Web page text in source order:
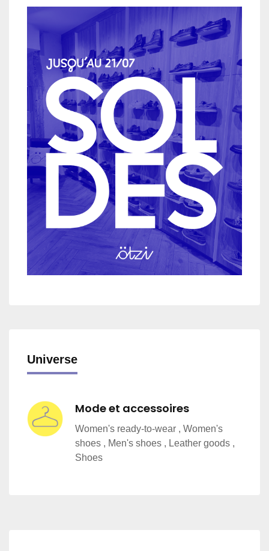
Universe
Mode et accessoires
Women's ready-to-wear , Women's
shoes , Men's shoes , Leather goods ,
Shoes